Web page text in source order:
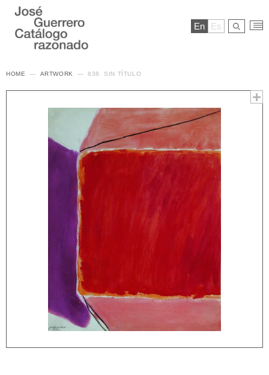
En Es
HOME ARTWORK 838. SIN TÍTULO